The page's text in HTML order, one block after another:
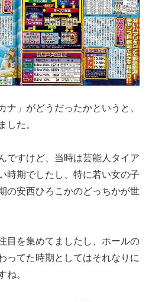
ナ」がどうだったかというと、
した。
ですけど、当時は芸能人タイア
時期でしたし、特に若い女の子
の安西ひろこかのどっちかが世
目を集めてましたし、ホールの
ってた時期としてはそれなりに
ね。